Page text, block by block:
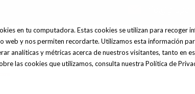
en tu computadora. Estas cookies se utilizan para recoger
web y nos permiten recordarte. Utilizamos esta información
analíticas y métricas acerca de nuestros visitantes, tanto en
las cookies que utilizamos, consulta nuestra Política de
Inicio Nosotros
Máquinas y
Herramientas